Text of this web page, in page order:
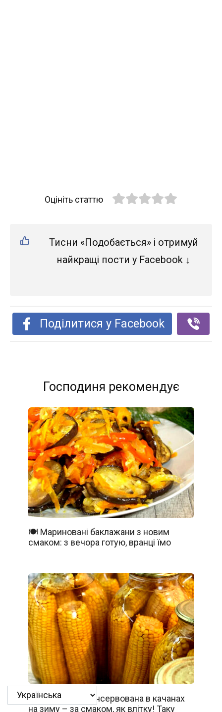
Оцініть статтю
Тисни «Подобається» і отримуй
найкращі пости у Facebook ↓
Поділитися у Facebook
Господиня рекомендує
🍽️ Мариновані баклажани з новим
смаком: з вечора готую, вранці їмо
🍽️ Кукурудза консервована в качанах
на зиму – за смаком, як влітку! Таку